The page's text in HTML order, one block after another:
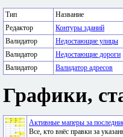
Тип Название
Редактор
Контуры зданий
Валидатор
Недостающие улицы
Валидатор
Недостающие дороги
Валидатор
Валидатор адресов
Графики,
Активные маперы за
Все, кто внёс правки за